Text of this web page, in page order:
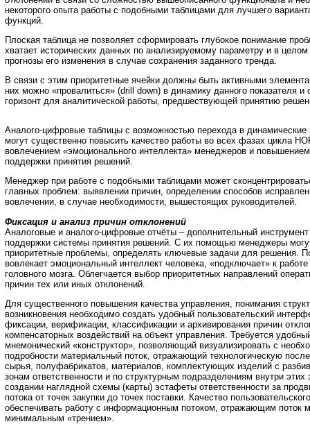
некоторого опыта работы с подобными таблицами для лучшего
функций.
Плоская таблица не позволяет сформировать глубокое понимание
хватает исторических данных по анализируемому параметру и в
прогнозы его изменения в случае сохранения заданного тренда.
В связи с этим приоритетные ячейки должны быть активными
них можно «провалиться» (drill down) в динамику данного показателя
горизонт для аналитической работы, предшествующей принятию
Аналого-цифровые таблицы с возможностью перехода в
могут существенно повысить качество работы во всех фазах цикла
вовлечением «эмоционального интеллекта» менеджеров и
поддержки принятия решений.
Менеджер при работе с подобными таблицами может
главных проблем: выявлении причин, определении способов
вовлечении, в случае необходимости, вышестоящих руководителей.
Фиксация и анализ причин отклонений
Аналоговые и аналого-цифровые отчёты – дополнительный
поддержки системы принятия решений. С их помощью менеджеры
приоритетные проблемы, определять ключевые задачи для решения.
вовлекает эмоциональный интеллект человека, «подключает» к
головного мозга. Облегчается выбор приоритетных направлений
причин тех или иных отклонений.
Для существенного повышения качества управления, понимания
возникновения необходимо создать удобный пользовательский
фиксации, верификации, классификации и архивирования причин
компенсаторных воздействий на объект управления. Требуется
мнемонический «конструктор», позволяющий визуализировать с
подробности материальный поток, отражающий технологическую
сырья, полуфабрикатов, материалов, комплектующих изделий с
зонам ответственности и по структурным подразделениям внутри
создании наглядной схемы (карты) эстафеты ответственности за
потока от точек закупки до точек поставки. Качество
обеспечивать работу с информационным потоком, отражающим поток
минимальным «трением».